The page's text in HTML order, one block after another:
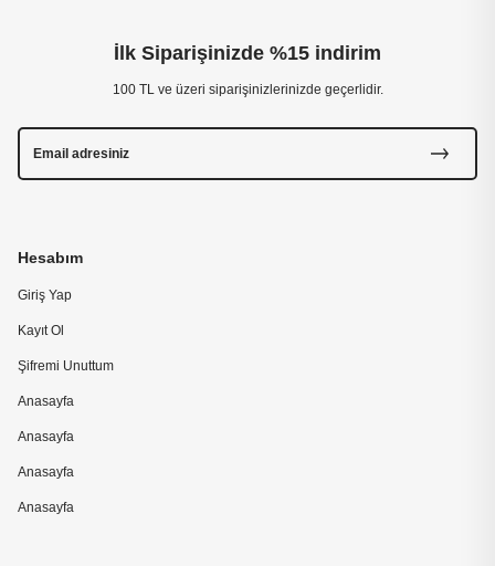
Hesabım
Giriş Yap
Kayıt Ol
Şifremi Unuttum
Anasayfa
Anasayfa
Anasayfa
Anasayfa
İlk Siparişinizde %15 indirim
100 TL ve üzeri siparişinizlerinizde geçerlidir.